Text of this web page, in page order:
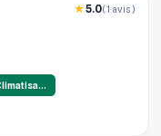
5.0(1 avis)